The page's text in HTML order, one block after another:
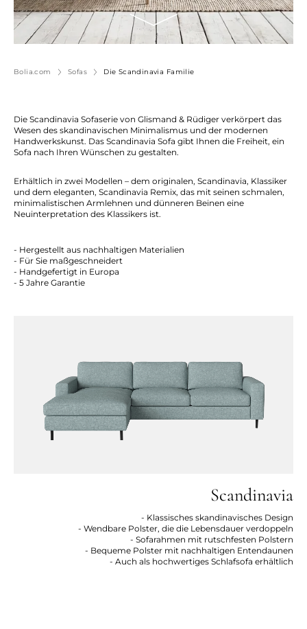
Bolia.com Sofas Die Scandinavia Familie
Die Scandinavia Sofaserie von Glismand & Rüdiger verkörpert das
Wesen des skandinavischen Minimalismus und der modernen
Handwerkskunst. Das Scandinavia Sofa gibt Ihnen die Freiheit, ein
Sofa nach Ihren Wünschen zu gestalten.
Erhältlich in zwei Modellen – dem originalen, Scandinavia, Klassiker
und dem eleganten‚ Scandinavia Remix, das mit seinen schmalen,
minimalistischen Armlehnen und dünneren Beinen eine
Neuinterpretation des Klassikers ist.
- Hergestellt aus nachhaltigen Materialien
- Für Sie maßgeschneidert
- Handgefertigt in Europa
- 5 Jahre Garantie
Scandinavia
- Klassisches skandinavisches Design
- Wendbare Polster, die die Lebensdauer verdoppeln
- Sofarahmen mit rutschfesten Polstern
- Bequeme Polster mit nachhaltigen Entendaunen
- Auch als hochwertiges Schlafsofa erhältlich